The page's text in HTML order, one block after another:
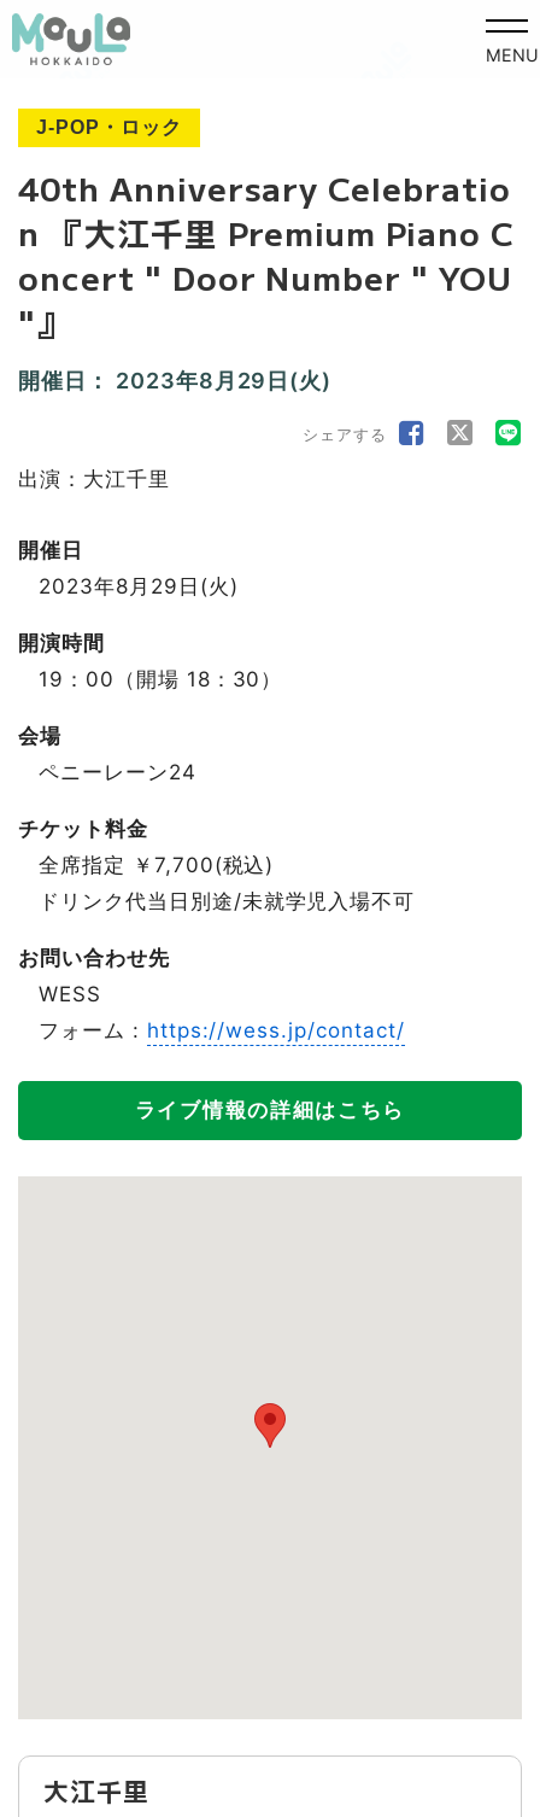
MENU
J-POP・ロック
40th Anniversary Celebratio
n 『大江千里 Premium Piano C
oncert " Door Number " YOU
"』
開催日： 2023年8月29日(火)
シェアする
出演：大江千里
開催日
2023年8月29日(火)
開演時間
19：00（開場 18：30）
会場
ペニーレーン24
チケット料金
全席指定 ￥7,700(税込)
ドリンク代当日別途/未就学児入場不可
お問い合わせ先
WESS
フォーム : https://wess.jp/contact/
ライブ情報の詳細はこちら
大江千里